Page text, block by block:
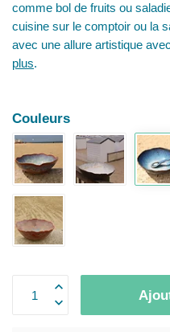
comme bol de fruits ou
cuisine sur le comptoir ou la
avec une allure artistique
plus.
Couleurs